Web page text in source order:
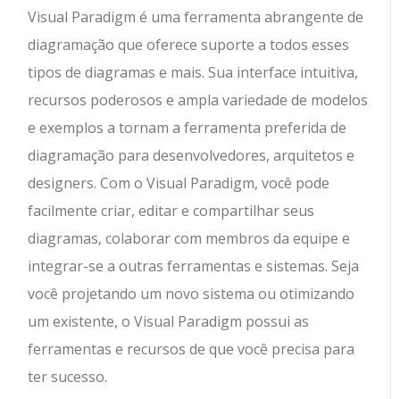
Visual Paradigm é uma ferramenta abrangente de
diagramação que oferece suporte a todos esses
tipos de diagramas e mais. Sua interface intuitiva,
recursos poderosos e ampla variedade de modelos
e exemplos a tornam a ferramenta preferida de
diagramação para desenvolvedores, arquitetos e
designers. Com o Visual Paradigm, você pode
facilmente criar, editar e compartilhar seus
diagramas, colaborar com membros da equipe e
integrar-se a outras ferramentas e sistemas. Seja
você projetando um novo sistema ou otimizando
um existente, o Visual Paradigm possui as
ferramentas e recursos de que você precisa para
ter sucesso.